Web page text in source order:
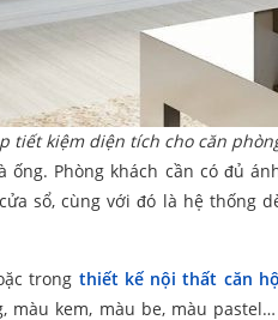
tiết kiệm diện tích cho căn
Phòng khách cần có đủ
sổ, cùng với đó là hệ thống
trong thiết kế nội thất căn hộ
kem, màu be, màu